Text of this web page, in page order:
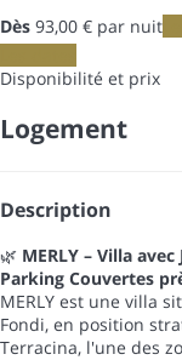
Dès 93,00 € par nuit
Disponibilité et prix
Logement
Description
🌿 MERLY – Villa
Parking Couvertes
MERLY est une villa
Fondi, en position
Terracina, l'une des